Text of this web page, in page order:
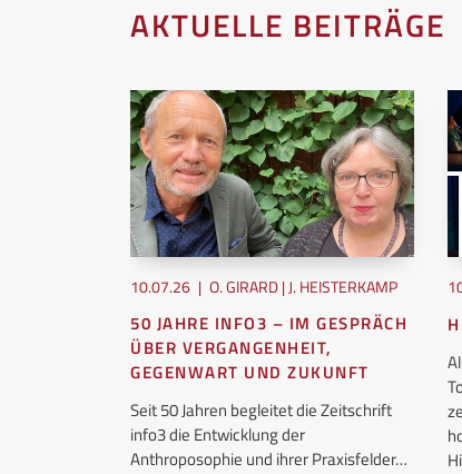
AKTUELLE BEITRÄGE
10.07.26 | O. GIRARD | J. HEISTERKAMP
50 JAHRE INFO3 – IM GESPRÄCH
ÜBER VERGANGENHEIT,
GEGENWART UND ZUKUNFT
Seit 50 Jahren begleitet die Zeitschrift
info3 die Entwicklung der
Anthroposophie und ihrer Praxisfelder…